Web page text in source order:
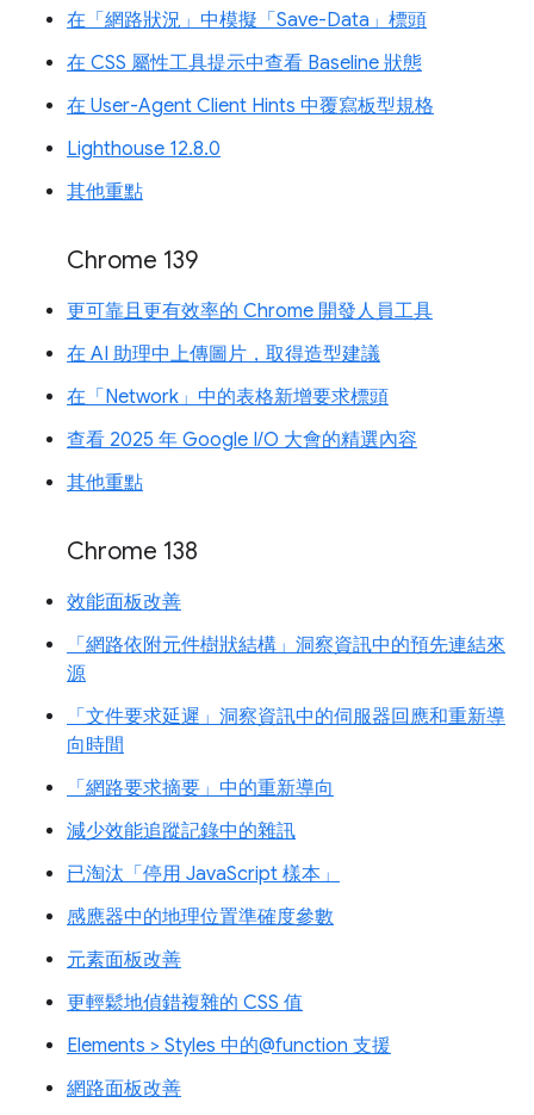
在「網路狀況」中模擬「Save-Data」標頭
在 CSS 屬性工具提示中查看 Baseline 狀態
在 User-Agent Client Hints 中覆寫板型規格
Lighthouse 12.8.0
其他重點
Chrome 139
更可靠且更有效率的 Chrome 開發人員工具
在 AI 助理中上傳圖片，取得造型建議
在「Network」中的表格新增要求標頭
查看 2025 年 Google I/O 大會的精選內容
其他重點
Chrome 138
效能面板改善
「網路依附元件樹狀結構」洞察資訊中的預先連結來
源
「文件要求延遲」洞察資訊中的伺服器回應和重新導
向時間
「網路要求摘要」中的重新導向
減少效能追蹤記錄中的雜訊
已淘汰「停用 JavaScript 樣本」
感應器中的地理位置準確度參數
元素面板改善
更輕鬆地偵錯複雜的 CSS 值
Elements > Styles 中的@function 支援
網路面板改善